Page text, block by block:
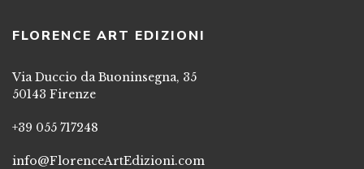
FLORENCE ART EDIZIONI
Via Duccio da Buoninsegna, 35
50143 Firenze
+39 055 717248
info@FlorenceArtEdizioni.com